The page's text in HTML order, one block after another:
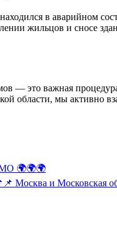
в аварийном
жильцов и сносе
— это важная
области, мы активно
МО 🌍🌍🌍
Москва и Московская